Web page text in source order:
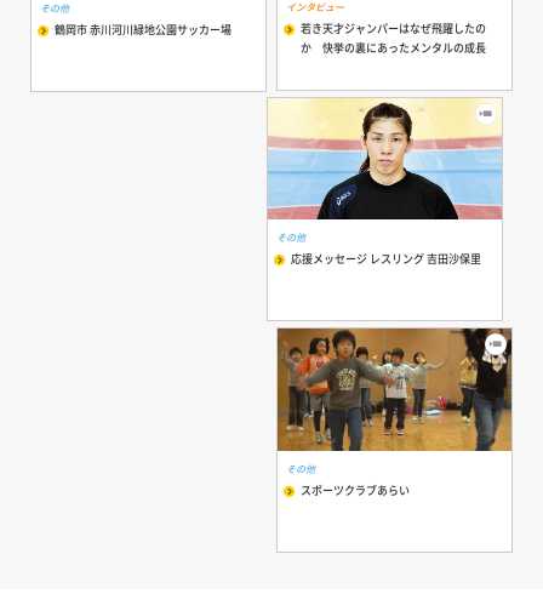
その他
鶴岡市 赤川河川緑地公園サッカー場
インタビュー
若き天才ジャンパーはなぜ飛躍したの
か 快挙の裏にあったメンタルの成長
その他
応援メッセージ レスリング 吉田沙保里
その他
スポーツクラブあらい